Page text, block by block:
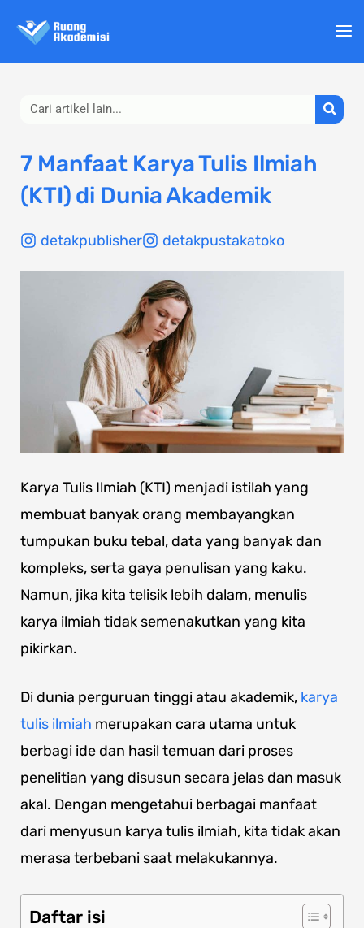
konten
Search
7 Manfaat Karya Tulis Ilmiah
(KTI) di Dunia Akademik
detakpublisher detakpustakatoko
Karya Tulis Ilmiah (KTI) menjadi istilah yang
membuat banyak orang membayangkan
tumpukan buku tebal, data yang banyak dan
kompleks, serta gaya penulisan yang kaku.
Namun, jika kita telisik lebih dalam, menulis
karya ilmiah tidak semenakutkan yang kita
pikirkan.
Di dunia perguruan tinggi atau akademik, karya
tulis ilmiah merupakan cara utama untuk
berbagi ide dan hasil temuan dari proses
penelitian yang disusun secara jelas dan masuk
akal. Dengan mengetahui berbagai manfaat
dari menyusun karya tulis ilmiah, kita tidak akan
merasa terbebani saat melakukannya.
Daftar isi